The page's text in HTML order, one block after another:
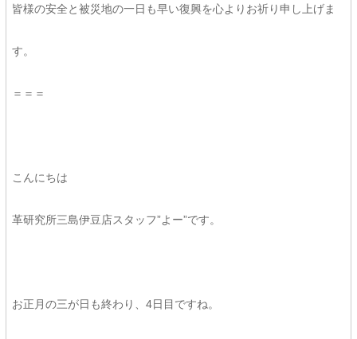
皆様の安全と被災地の一日も早い復興を心よりお祈り申し上げま
す。
＝＝＝
こんにちは
革研究所三島伊豆店スタッフ”よー”です。
お正月の三が日も終わり、4日目ですね。